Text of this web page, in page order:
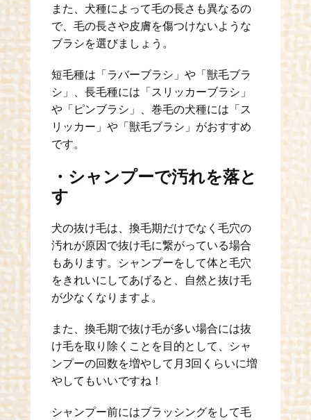
また、犬種によって毛の長さも異なるの
で、毛の長さや皮膚を傷つけないような
ブラシを選びましょう。
短毛種は「ラバーブラシ」や「獣毛ブラ
シ」、長毛種には「スリッカーブラシ」
や「ピンブラシ」、巻毛の犬種には「ス
リッカー」や「獣毛ブラシ」がおすすめ
です。
・シャンプーで汚れを落と
す
犬の抜け毛は、換毛期だけでなく毛穴の
汚れが原因で抜け毛に繋がっている場合
もあります。シャンプーをして体と毛穴
をきれいにしてあげると、自然と抜け毛
が少なくなりますよ。
また、換毛期で抜け毛が多い場合には抜
け毛を取り除くことを目的として、シャ
ンプーの回数を増やして月3回くらいに増
やしてもいいですね！
シャンプー前にはブラッシングをして毛